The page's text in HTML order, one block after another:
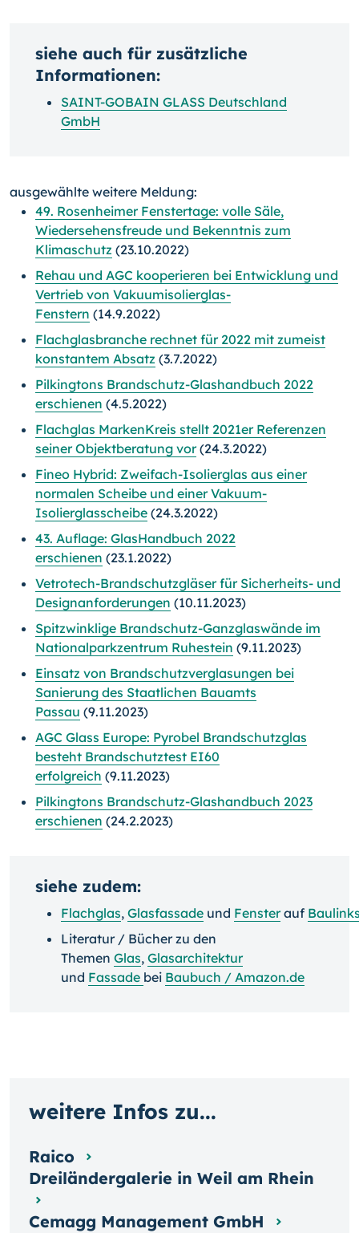
siehe auch für zusätzliche
Informationen:
SAINT-GOBAIN GLASS Deutschland
GmbH
ausgewählte weitere Meldung:
49. Rosenheimer Fenstertage: volle Säle,
Wiedersehensfreude und Bekenntnis zum
Klimaschutz (23.10.2022)
Rehau und AGC kooperieren bei Entwicklung und
Vertrieb von Vakuumisolierglas-
Fenstern (14.9.2022)
Flachglasbranche rechnet für 2022 mit zumeist
konstantem Absatz (3.7.2022)
Pilkingtons Brandschutz-Glashandbuch 2022
erschienen (4.5.2022)
Flachglas MarkenKreis stellt 2021er Referenzen
seiner Objektberatung vor(24.3.2022)
Fineo Hybrid: Zweifach-Isolierglas aus einer
normalen Scheibe und einer Vakuum-
Isolierglasscheibe (24.3.2022)
43. Auflage: GlasHandbuch 2022
erschienen (23.1.2022)
Vetrotech-Brandschutzgläser für Sicherheits- und
Designanforderungen (10.11.2023)
Spitzwinklige Brandschutz-Ganzglaswände im
Nationalparkzentrum Ruhestein (9.11.2023)
Einsatz von Brandschutzverglasungen bei
Sanierung des Staatlichen Bauamts
Passau (9.11.2023)
AGC Glass Europe: Pyrobel Brandschutzglas
besteht Brandschutztest EI60
erfolgreich (9.11.2023)
Pilkingtons Brandschutz-Glashandbuch 2023
erschienen (24.2.2023)
siehe zudem:
Flachglas, Glasfassade und Fensterauf
Literatur / Bücher zu den
Themen Glas, Glasarchitektur
und Fassade bei Baubuch / Amazon.de
weitere Infos zu...
Raico
Dreiländergalerie in Weil am Rhein
Cemagg Management GmbH